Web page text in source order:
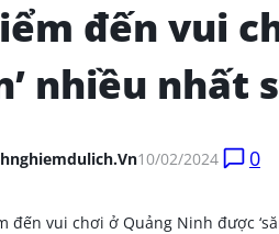
đến vui
nhiều nhất
10/02/2024 0